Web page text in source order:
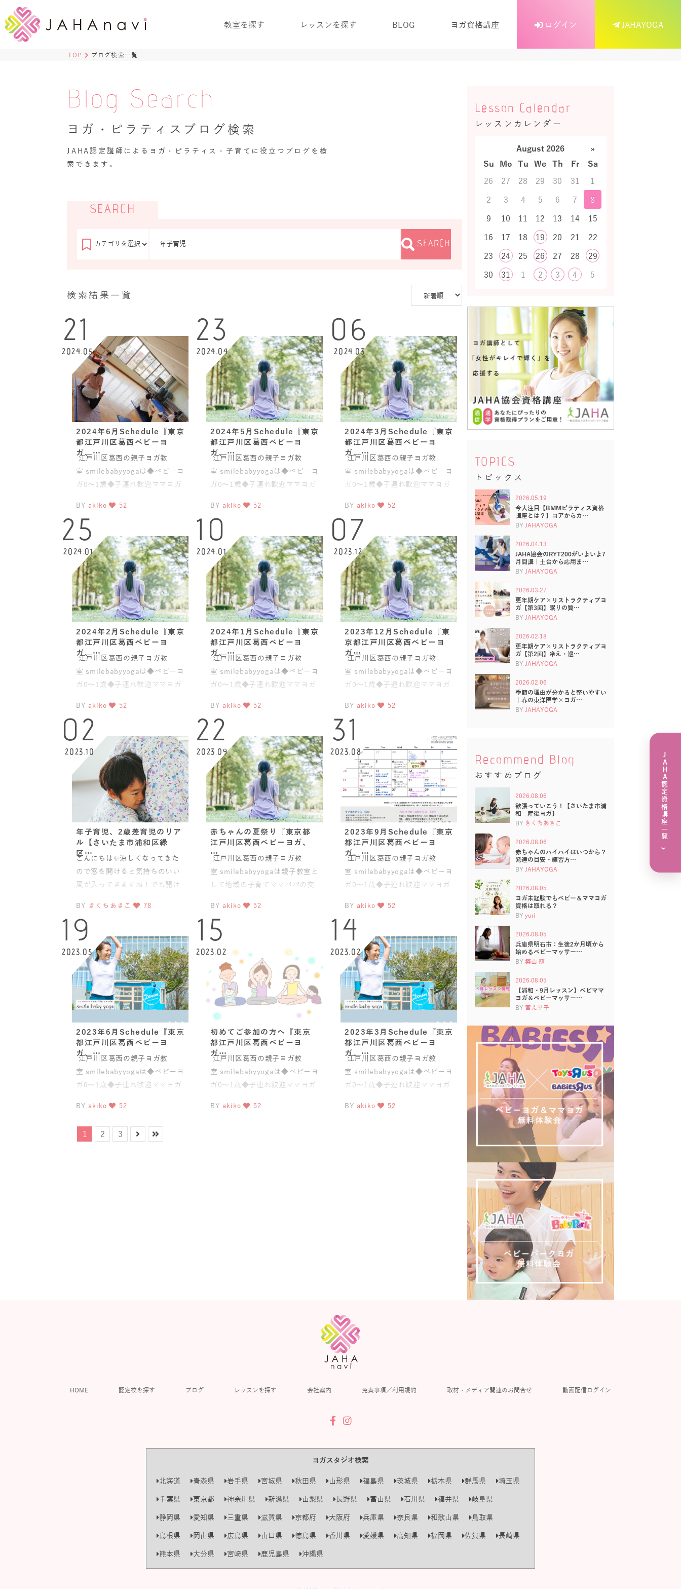
教室を探す レッスンを探す BLOG ヨガ資格講座 ログイン JAHAYOGA
TOP ブログ検索一覧
Blog Search
ヨガ・ピラティスブログ検索
JAHA認定講師によるヨガ・ピラティス・子育てに役立つブログを検
索できます。
SEARCH
SEARCH
検索結果一覧
21
2024.05
2024年6月Schedule『東京
都江戸川区葛西ベビーヨ
ガ、…
江戸川区葛西の親子ヨガ教
室 smilebabyyogaは◆ベビーヨ
ガ0〜1歳◆子連れ歓迎ママヨガ
BY akiko 52
23
2024.04
2024年5月Schedule『東京
都江戸川区葛西ベビーヨ
ガ、…
江戸川区葛西の親子ヨガ教
室 smilebabyyogaは◆ベビーヨ
ガ0〜1歳◆子連れ歓迎ママヨガ
BY akiko 52
06
2024.03
2024年3月Schedule『東京
都江戸川区葛西ベビーヨ
ガ、…
江戸川区葛西の親子ヨガ教
室 smilebabyyogaは◆ベビーヨ
ガ0〜1歳◆子連れ歓迎ママヨガ
BY akiko 52
25
2024.01
2024年2月Schedule『東京
都江戸川区葛西ベビーヨ
ガ、…
江戸川区葛西の親子ヨガ教
室 smilebabyyogaは◆ベビーヨ
ガ0〜1歳◆子連れ歓迎ママヨガ
BY akiko 52
10
2024.01
2024年1月Schedule『東京
都江戸川区葛西ベビーヨ
ガ、…
江戸川区葛西の親子ヨガ教
室 smilebabyyogaは◆ベビーヨ
ガ0〜1歳◆子連れ歓迎ママヨガ
BY akiko 52
07
2023.12
2023年12月Schedule『東
京都江戸川区葛西ベビーヨ
ガ…
江戸川区葛西の親子ヨガ教
室 smilebabyyogaは◆ベビーヨ
ガ0〜1歳◆子連れ歓迎ママヨガ
BY akiko 52
02
2023.10
年子育児、2歳差育児のリア
ル【さいたま市浦和区緑
区…
こんにちは✨涼しくなってきた
ので窓を開けると気持ちのいい
風が入ってきますね！でも開け
声?体が大きくなると声も大き
BY きくちあきこ 78
22
2023.09
赤ちゃんの夏祭り『東京都
江戸川区葛西ベビーヨガ、
…
江戸川区葛西の親子ヨガ教
室 smilebabyyogaは親子教室と
して地域の子育てママパパの交
BY akiko 52
31
2023.08
2023年9月Schedule『東京
都江戸川区葛西ベビーヨ
ガ、…
江戸川区葛西の親子ヨガ教
室 smilebabyyogaは◆ベビーヨ
ガ0〜1歳◆子連れ歓迎ママヨガ
BY akiko 52
19
2023.05
2023年6月Schedule『東京
都江戸川区葛西ベビーヨ
ガ、…
江戸川区葛西の親子ヨガ教
室 smilebabyyogaは◆ベビーヨ
ガ0〜1歳◆子連れ歓迎ママヨガ
BY akiko 52
15
2023.02
初めてご参加の方へ『東京
都江戸川区葛西ベビーヨ
ガ…
江戸川区葛西の親子ヨガ教
室 smilebabyyogaは◆ベビーヨ
ガ0〜1歳◆子連れ歓迎ママヨガ
BY akiko 52
14
2023.02
2023年3月Schedule『東京
都江戸川区葛西ベビーヨ
ガ、…
江戸川区葛西の親子ヨガ教
室 smilebabyyogaは◆ベビーヨ
ガ0〜1歳◆子連れ歓迎ママヨガ
BY akiko 52
1 2 3
Lesson Calendar
レッスンカレンダー
August 2026
»
Su
Mo Tu We Th Fr
Sa
26
27 28 29 30 31
1
2
3 4 5 6 7
8
9
10 11 12 13 14
15
16
17 18 19 20 21
22
23
24 25 26 27 28
29
30
31 1 2 3 4 5
TOPICS
トピックス
2026.05.19
今大注目【BMMピラティス資格
講座とは？】コアからカ…
BY JAHAYOGA
2026.04.13
JAHA協会のRYT200がいよいよ7
月開講｜土台から応用ま…
BY JAHAYOGA
2026.03.27
更年期ケア×リストラクティブヨ
ガ【第3回】眠りの質…
BY JAHAYOGA
2026.02.18
更年期ケア×リストラクティブヨ
ガ【第2回】冷え・巡…
BY JAHAYOGA
2026.02.06
季節の理由が分かると整いやすい
｜春の東洋医学×ヨガ…
BY JAHAYOGA
Recommend Blog
おすすめブログ
2026.08.06
欲張っていこう！【さいたま市浦
和 産後ヨガ】
BY きくちあきこ
2026.08.06
赤ちゃんのハイハイはいつから？
発達の目安・練習方…
BY JAHAYOGA
2026.08.05
ヨガ未経験でもベビー＆ママヨガ
資格は取れる？
BY yuri
2026.08.05
兵庫県明石市：生後2か月頃から
始めるベビーマッサー…
BY 築山 萌
2026.08.05
【浦和・9月レッスン】ベビママ
ヨガ＆ベビーマッサー…
BY 宮えり子
HOME 認定校を探す ブログ レッスンを探す 会社案内 免責事項／利用規約 取材・メディア関連のお問合せ 動画配信ログイン
ヨガスタジオ検索
北海道 青森県 岩手県 宮城県 秋田県 山形県 福島県 茨城県 栃木県 群馬県
埼玉県
千葉県
東京都 神奈川県 新潟県 山梨県 長野県 富山県 石川県 福井県
岐阜県
静岡県
愛知県 三重県 滋賀県 京都府 大阪府 兵庫県 奈良県 和歌山県
鳥取県
島根県
岡山県 広島県 山口県 徳島県 香川県 愛媛県 高知県 福岡県 佐賀県
長崎県
熊本県
大分県 宮崎県 鹿児島県 沖縄県
JAHA認定資格講座一覧
›